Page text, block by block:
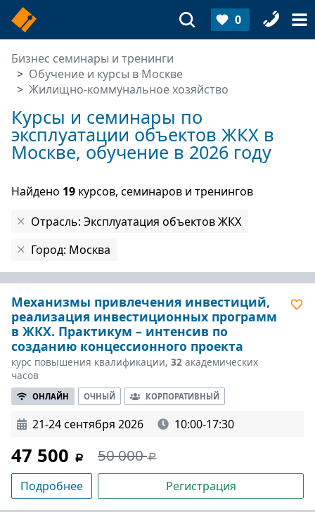
0
Бизнес семинары и тренинги
Обучение и курсы в Москве
Жилищно-коммунальное хозяйство
Курсы и семинары по
эксплуатации объектов ЖКХ в
Москве, обучение в 2026 году
Найдено 19 курсов, семинаров и тренингов
Отрасль: Эксплуатация объектов ЖКХ
Город: Москва
Механизмы привлечения инвестиций,
реализация инвестиционных программ
в ЖКХ. Практикум – интенсив по
созданию концессионного проекта
курс повышения квалификации, 32 академических
часов
ОНЛАЙН ОЧНЫЙ КОРПОРАТИВНЫЙ
21-24 сентября 2026 10:00-17:30
47 500 50 000
Подробнее Регистрация